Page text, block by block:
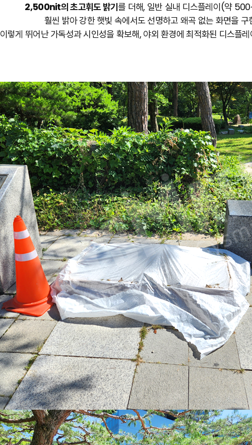
2,500nit의 초고휘도 밝기를 더해, 일반 실내 디스플레이(약
훨씬 밝아 강한 햇빛 속에서도 선명하고 왜곡 없는 화면을 구
이렇게 뛰어난 가독성과 시인성을 확보해, 야외 환경에 최적화된 디스플